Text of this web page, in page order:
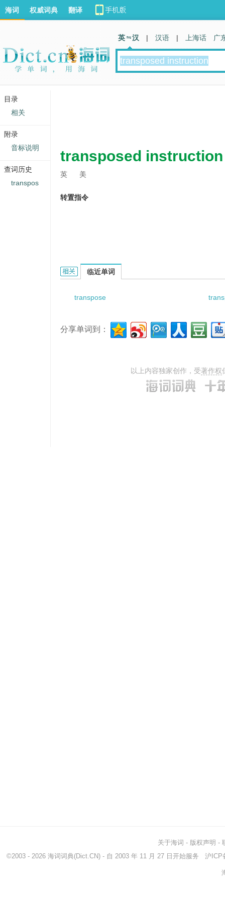
transposed instruction
英 美
转置指令
transposed instruction的相关资料：
临近单词
transpose
分享单词到：
以上内容独家创作，受著作权
海词 权威词典 翻译
英 汉 | 汉语 | 上海话 广
关于海词 - 版权声明 -
©2003 - 2026 海词词典(Dict.CN) - 自 2003 年 11 月 27 日开始服务 沪ICP
目录
相关
附录
音标说明
查词历史
transpos